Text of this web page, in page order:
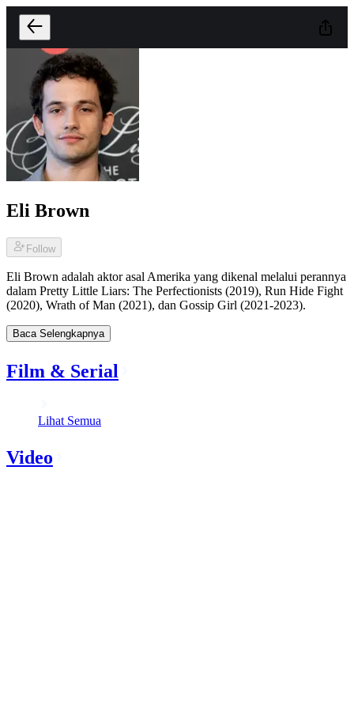
Eli Brown
Follow
Eli Brown adalah aktor asal Amerika yang dikenal melalui perannya
dalam Pretty Little Liars: The Perfectionists (2019), Run Hide Fight
(2020), Wrath of Man (2021), dan Gossip Girl (2021-2023).
Baca Selengkapnya
Film & Serial
Lihat Semua
Video